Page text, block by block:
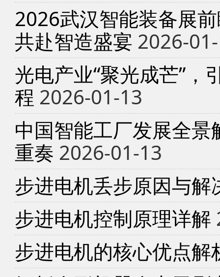
2026武汉智能装备展
共赴智造盛宴 2026-
光电产业“聚光成芒”，
程 2026-01-13
中国智能工厂发展全
重奏 2026-01-13
步进电机丢步原因与解
步进电机控制原理详解
步进电机的核心优点解